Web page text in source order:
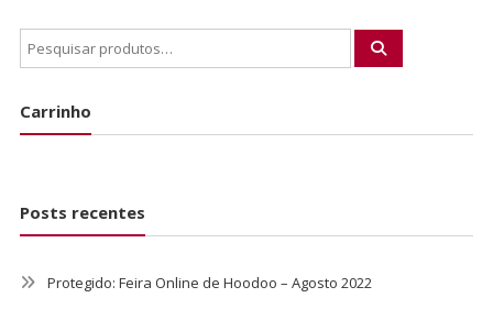
Carrinho
Posts recentes
Protegido: Feira Online de Hoodoo – Agosto 2022